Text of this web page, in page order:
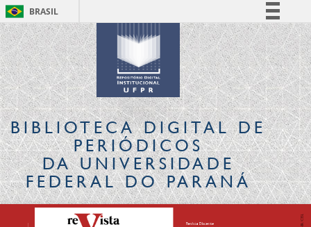
BRASIL
Simplifique!
Comunica BR
Participe
Acesso à informação
Legislação
Canais
BIBLIOTECA DIGITALDE
PERIÓDICOS
DA UNIVERSIDADE
FEDERAL DO PARANÁ